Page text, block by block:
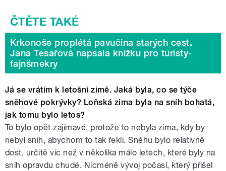
Krkonoše proplétá pavučina starých cest.
Jana Tesařová napsala knížku pro turisty-
fajnšmekry
Já se vrátím k letošní zimě. Jaká byla, co se týče
sněhové pokrývky? Loňská zima byla na sníh bohatá,
jak tomu bylo letos?
To bylo opět zajímavé, protože to nebyla zima, kdy by
nebyl sníh, abychom to tak řekli. Sněhu bylo relativně
dost, určitě víc než v několika málo letech, které byly na
sníh opravdu chudé. Nicméně vývoj počasí, který přišel